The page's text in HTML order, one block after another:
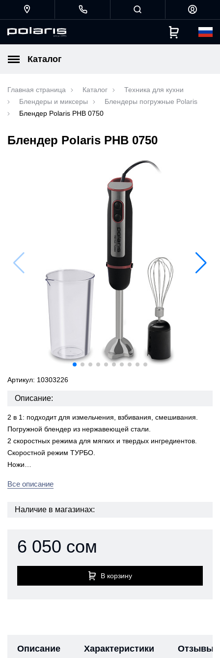
Каталог
Главная страница Каталог
Техника для кухни
Блендеры и миксеры
Блендеры погружные Polaris
Блендер Polaris PHB 0750
Блендер Polaris PHB 0750
Артикул: 10303226
Описание:
2 в 1: подходит для измельчения, взбивания, смешивания.
Погружной блендер из нержавеющей стали.
2 скоростных режима для мягких и твердых ингредиентов.
Скоростной режим ТУРБО.
Ножи…
Все описание
Наличие в магазинах:
6 050 сом
В корзину
Описание Характеристики Отзывы